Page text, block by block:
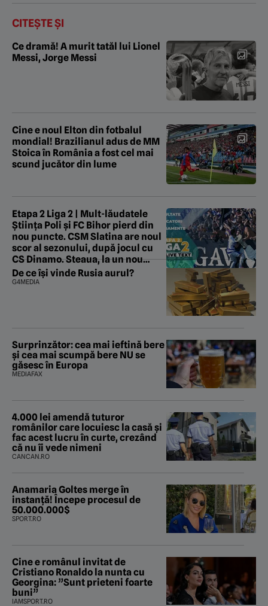
CITEȘTE ȘI
Ce dramă! A murit tatăl lui Lionel
Messi, Jorge Messi
Cine e noul Elton din fotbalul
mondial! Brazilianul adus de MM
Stoica în România a fost cel mai
scund jucător din lume
Etapa 2 Liga 2 | Mult-lăudatele
Știința Poli și FC Bihor pierd din
nou puncte. CSM Slatina are noul
scor al sezonului, după jocul cu
CS Dinamo. Steaua, la un nou
rezultat rușinos în Ghencea
De ce își vinde Rusia aurul?
G4MEDIA
Surprinzător: cea mai ieftină bere
și cea mai scumpă bere NU se
găsesc în Europa
MEDIAFAX
4.000 lei amendă tuturor
românilor care locuiesc la casă și
fac acest lucru în curte, crezând
că nu îi vede nimeni
CANCAN.RO
Anamaria Goltes merge în
instanță! Începe procesul de
50.000.000$
SPORT.RO
Cine e românul invitat de
Cristiano Ronaldo la nunta cu
Georgina: ”Sunt prieteni foarte
buni”
IAMSPORT.RO